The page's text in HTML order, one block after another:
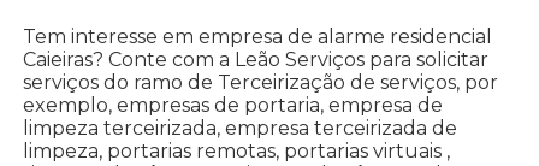
Tem interesse em empresa de alarme residencial
Caieiras? Conte com a Leão Serviços para solicitar
serviços do ramo de Terceirização de serviços, por
exemplo, empresas de portaria, empresa de
limpeza terceirizada, empresa terceirizada de
limpeza, portarias remotas, portarias virtuais ,